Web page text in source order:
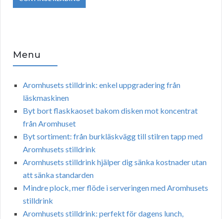
Menu
Aromhusets stilldrink: enkel uppgradering från
läskmaskinen
Byt bort flaskkaoset bakom disken mot koncentrat
från Aromhuset
Byt sortiment: från burkläskvägg till stilren tapp med
Aromhusets stilldrink
Aromhusets stilldrink hjälper dig sänka kostnader utan
att sänka standarden
Mindre plock, mer flöde i serveringen med Aromhusets
stilldrink
Aromhusets stilldrink: perfekt för dagens lunch,